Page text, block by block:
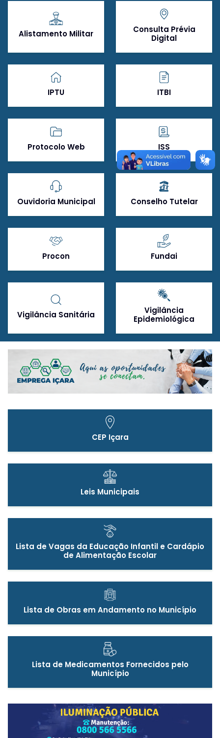
Alistamento Militar
Consulta Prévia
Digital
IPTU ITBI
Protocolo Web ISS
Ouvidoria Municipal Conselho Tutelar
Procon Fundai
Vigilância Sanitária
Vigilância
Epidemiológica
CEP Içara
Leis Municipais
Lista de Vagas da Educação Infantil e Cardápio
de Alimentação Escolar
Lista de Obras em Andamento no Município
Lista de Medicamentos Fornecidos pelo
Município